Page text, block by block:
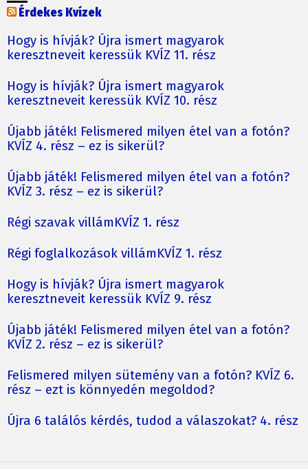
Érdekes Kvízek
Hogy is hívják? Újra ismert magyarok
keresztneveit keressük KVÍZ 11. rész
Hogy is hívják? Újra ismert magyarok
keresztneveit keressük KVÍZ 10. rész
Újabb játék! Felismered milyen étel van a fotón?
KVÍZ 4. rész – ez is sikerül?
Újabb játék! Felismered milyen étel van a fotón?
KVÍZ 3. rész – ez is sikerül?
Régi szavak villámKVÍZ 1. rész
Régi foglalkozások villámKVÍZ 1. rész
Hogy is hívják? Újra ismert magyarok
keresztneveit keressük KVÍZ 9. rész
Újabb játék! Felismered milyen étel van a fotón?
KVÍZ 2. rész – ez is sikerül?
Felismered milyen sütemény van a fotón? KVÍZ 6.
rész – ezt is könnyedén megoldod?
Újra 6 találós kérdés, tudod a válaszokat? 4. rész